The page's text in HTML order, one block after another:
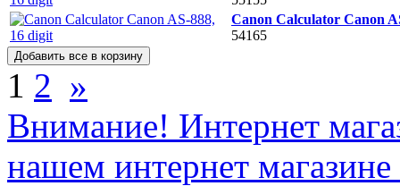
Canon Calculator Canon
54165
1 2 »
Внимание! Интернет
нашем интернет